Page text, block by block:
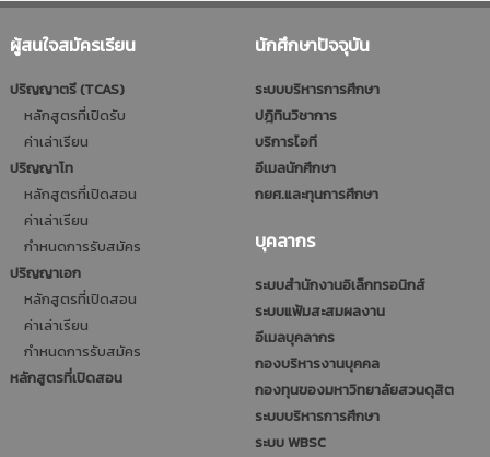
ผู้สนใจสมัครเรียน
ปริญญาตรี (TCAS)
หลักสูตรที่เปิดรับ
ค่าเล่าเรียน
ปริญญาโท
หลักสูตรที่เปิดสอน
ค่าเล่าเรียน
กำหนดการรับสมัคร
ปริญญาเอก
หลักสูตรที่เปิดสอน
ค่าเล่าเรียน
กำหนดการรับสมัคร
หลักสูตรที่เปิดสอน
นักศึกษาปัจจุบัน
ระบบบริหารการศึกษา
ปฎิทินวิชาการ
บริการไอที
อีเมลนักศึกษา
กยศ.และทุนการศึกษา
บุคลากร
ระบบสำนักงานอิเล็กทรอนิกส์
ระบบแฟ้มสะสมผลงาน
อีเมลบุคลากร
กองบริหารงานบุคคล
กองทุนของมหาวิทยาลัยสวนดุสิต
ระบบบริหารการศึกษา
ระบบ WBSC